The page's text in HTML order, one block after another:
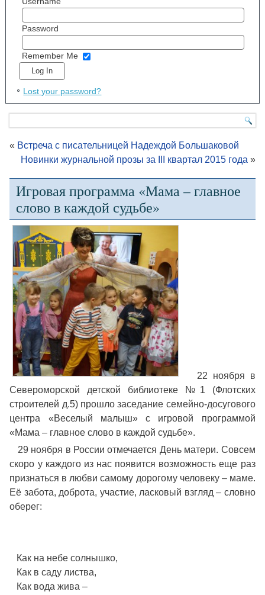
Password
Remember Me
Lost your password?
« Встреча с писательницей Надеждой Большаковой
Новинки журнальной прозы за III квартал 2015 года »
Игровая программа «Мама – главное
слово в каждой судьбе»
22 ноября в
Североморской детской библиотеке №1 (Флотских
строителей д.5) прошло заседание семейно-досугового
центра «Веселый малыш» с игровой программой
«Мама – главное слово в каждой судьбе».
29 ноября в России отмечается День матери. Совсем
скоро у каждого из нас появится возможность еще раз
признаться в любви самому дорогому человеку – маме.
Её забота, доброта, участие, ласковый взгляд – словно
оберег:
Как на небе солнышко,
Как в саду листва,
Как вода жива –